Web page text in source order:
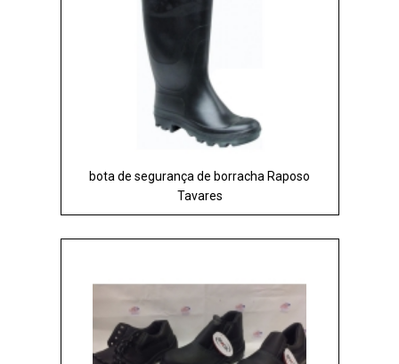
bota de segurança de borracha Raposo
Tavares